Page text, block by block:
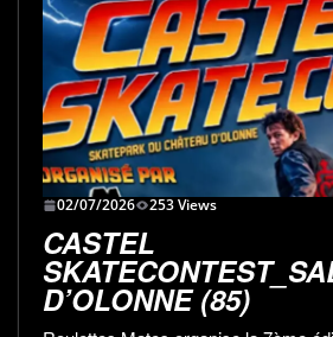
02/07/2026 253 Views
CASTEL
D’OLONNE (85)